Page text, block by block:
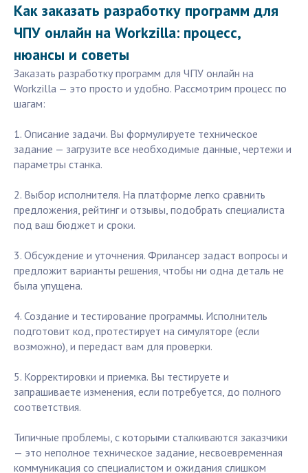
Как заказать разработку программ для
ЧПУ онлайн на Workzilla: процесс,
нюансы и советы
Заказать разработку программ для ЧПУ онлайн на
Workzilla — это просто и удобно. Рассмотрим процесс по
шагам:
1. Описание задачи. Вы формулируете техническое
задание — загрузите все необходимые данные, чертежи и
параметры станка.
2. Выбор исполнителя. На платформе легко сравнить
предложения, рейтинг и отзывы, подобрать специалиста
под ваш бюджет и сроки.
3. Обсуждение и уточнения. Фрилансер задаст вопросы и
предложит варианты решения, чтобы ни одна деталь не
была упущена.
4. Создание и тестирование программы. Исполнитель
подготовит код, протестирует на симуляторе (если
возможно), и передаст вам для проверки.
5. Корректировки и приемка. Вы тестируете и
запрашиваете изменения, если потребуется, до полного
соответствия.
Типичные проблемы, с которыми сталкиваются заказчики
— это неполное техническое задание, несвоевременная
коммуникация со специалистом и ожидания слишком